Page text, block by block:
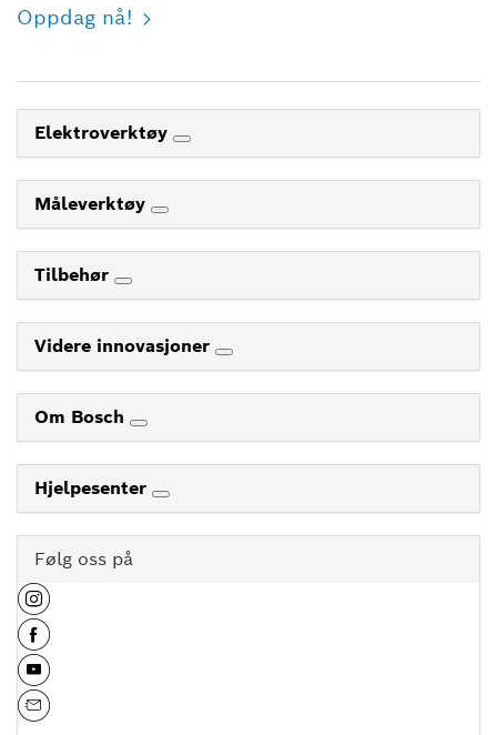
Oppdag nå!
Elektroverktøy
Måleverktøy
Tilbehør
Videre innovasjoner
Om Bosch
Hjelpesenter
Følg oss på